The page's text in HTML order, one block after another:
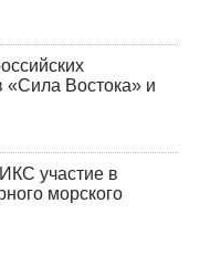
«Сила Востока» и
участие в
морского